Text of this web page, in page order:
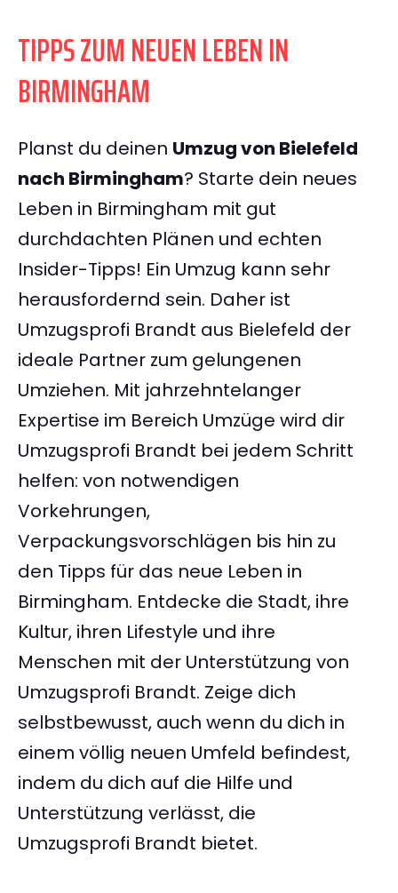
TIPPS ZUM NEUEN LEBEN IN
BIRMINGHAM
Planst du deinen Umzug von Bielefeld
nach Birmingham? Starte dein neues
Leben in Birmingham mit gut
durchdachten Plänen und echten
Insider-Tipps! Ein Umzug kann sehr
herausfordernd sein. Daher ist
Umzugsprofi Brandt aus Bielefeld der
ideale Partner zum gelungenen
Umziehen. Mit jahrzehntelanger
Expertise im Bereich Umzüge wird dir
Umzugsprofi Brandt bei jedem Schritt
helfen: von notwendigen
Vorkehrungen,
Verpackungsvorschlägen bis hin zu
den Tipps für das neue Leben in
Birmingham. Entdecke die Stadt, ihre
Kultur, ihren Lifestyle und ihre
Menschen mit der Unterstützung von
Umzugsprofi Brandt. Zeige dich
selbstbewusst, auch wenn du dich in
einem völlig neuen Umfeld befindest,
indem du dich auf die Hilfe und
Unterstützung verlässt, die
Umzugsprofi Brandt bietet.